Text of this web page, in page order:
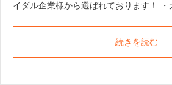
イダル企業様から選ばれております！
続きを読む